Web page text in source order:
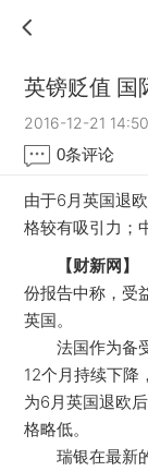
英镑贬值 国
2016-12-21 14:50
0条评论
由于6月英国退
格较有吸引力；
【财新网
份报告中称，受
英国。
法国作为备受
12个月持续下降
为6月英国退欧
格略低。
瑞银在最新的